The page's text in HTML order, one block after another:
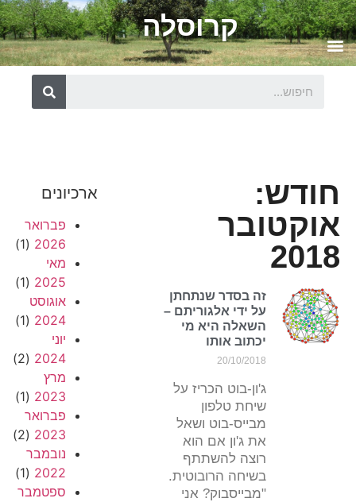
קרוסלה
חודש:
אוקטובר
2018
זה בסדר שנתחתן
על ידי אלגוריתם –
השאלה היא מי
יכתוב אותו
20/10/2018
ג'ון-בוט הכריז על
שיחת טלפון
מבייס-בוט ושאל
את ג'ון אם הוא
רוצה להשתתף
בשיחה הרובוטית.
"מבייסבוק? אני
ארכיונים
פברואר
2026
(1)
מאי
2025
(1)
אוגוסט
2024
(1)
יוני
2024
(2)
מרץ
2023
(1)
פברואר
2023
(2)
נובמבר
2022
(1)
ספטמבר